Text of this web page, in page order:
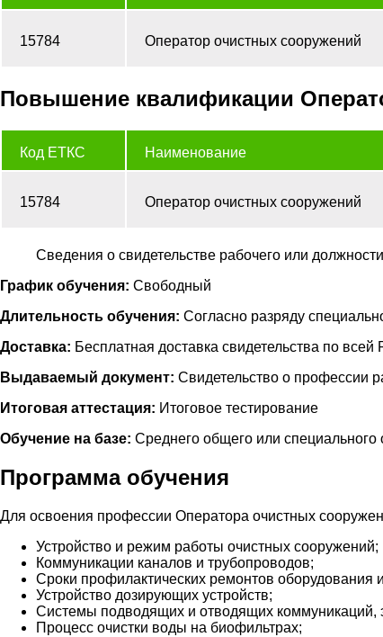
15784 Оператор очистных сооружений
Повышение квалификации
Код ЕТКС Наименование
15784 Оператор очистных сооружений
Сведения о свидетельстве рабочего или
График обучения: Свободный
Длительность обучения: Согласно разряду
Доставка: Бесплатная доставка свидетельства по всей
Выдаваемый документ: Свидетельство о профессии
Итоговая аттестация: Итоговое тестирование
Обучение на базе: Среднего общего или специального
Программа обучения
Для освоения профессии Оператора очистных
Устройство и режим работы очистных сооружений;
Коммуникации каналов и трубопроводов;
Сроки профилактических ремонтов оборудования
Устройство дозирующих устройств;
Системы подводящих и отводящих коммуникаций,
Процесс очистки воды на биофильтрах;